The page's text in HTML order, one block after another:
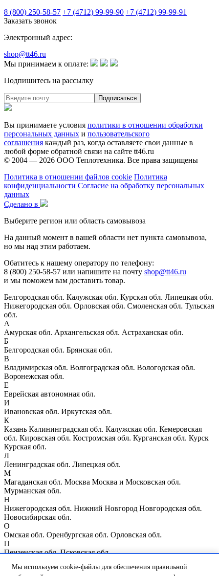
8 (800) 250-58-57 +7 (4712) 99-99-90 +7 (4712) 99-99-91
Заказать звонок
Электронный адрес:
shop@tt46.ru
Мы принимаем к оплате:
Подпишитесь на рассылку
Вы принимаете условия политики в отношении обработки
персональных данных и пользовательского
соглашения каждый раз, когда оставляете свои данные в
любой форме обратной связи на сайте tt46.ru
© 2004 — 2026 ООО Теплотехника. Все права защищены
Политика в отношении файлов cookie Политика
конфиденциальности Согласие на обработку персональных
данных
Сделано в
Выберите регион или область самовывоза
На данный момент в вашей области нет пункта самовывоза,
но мы над этим работаем.
Обатитесь к нашему оператору по телефону:
8 (800) 250-58-57 или напишите на почту shop@tt46.ru
и мы поможем вам доставить товар.
Белгородская обл. Калужская обл. Курская обл. Липецкая обл.
Нижегородская обл. Орловская обл. Смоленская обл. Тульская
обл.
А
Амурская обл. Архангельская обл. Астраханская обл.
Б
Белгородская обл. Брянская обл.
В
Владимирская обл. Волгоградская обл. Вологодская обл.
Воронежская обл.
Е
Еврейская автономная обл.
И
Ивановская обл. Иркутская обл.
К
Казань Калининградская обл. Калужская обл. Кемеровская
обл. Кировская обл. Костромская обл. Курганская обл. Курск
Курская обл.
Л
Ленинградская обл. Липецкая обл.
М
Магаданская обл. Москва Москва и Московская обл.
Мурманская обл.
Н
Нижегородская обл. Нижний Новгород Новгородская обл.
Новосибирская обл.
О
Омская обл. Оренбургская обл. Орловская обл.
П
Пензенская обл. Псковская обл.
Республика Мордовия Республика Мэрий Эл Республика
Мы используем cookie-файлы для обеспечения правильной